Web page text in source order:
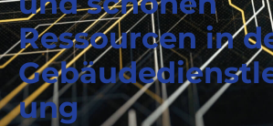
Ressourcen in
ung